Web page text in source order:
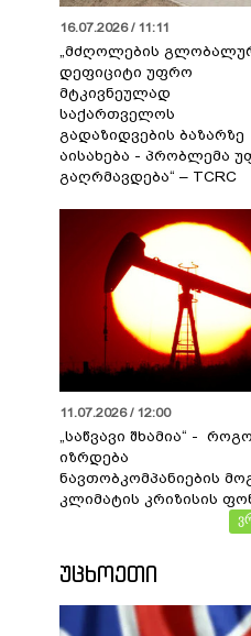
16.07.2026 / 11:11
„მძღოლების
დეფიციტი უფრო
მტკივნეულად
საქართველოს
გადაზიდვების ბაზარზე
აისახება - პრობლემა
გაღრმავდება“ – TCRC
11.07.2026 / 12:00
„საწვავი შხამია“ -
იზრდება
ნავთობკომპანიების
კლიმატის კრიზისის
ᲣᲪᲮᲝᲔᲗᲘ